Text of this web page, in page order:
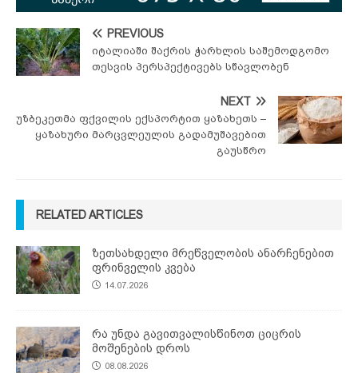
PREVIOUS
იტალიაში შაქრის ჭარხლის საშემოდგომო
თესვის პერსპექტივებს სწავლობენ
NEXT
უზბეკეთმა ფქვილის ექსპორტით ყაზახეთს –
ყაზახური მარცვლეულის გადამუშავებით
გაუსწრო
RELATED ARTICLES
ზეთსახდელი მრეწველობის ანარჩენებით
ფრინველის კვება
14.07.2026
რა უნდა გავითვალისწინოთ ციცრის
მოშენების დროს
08.08.2026